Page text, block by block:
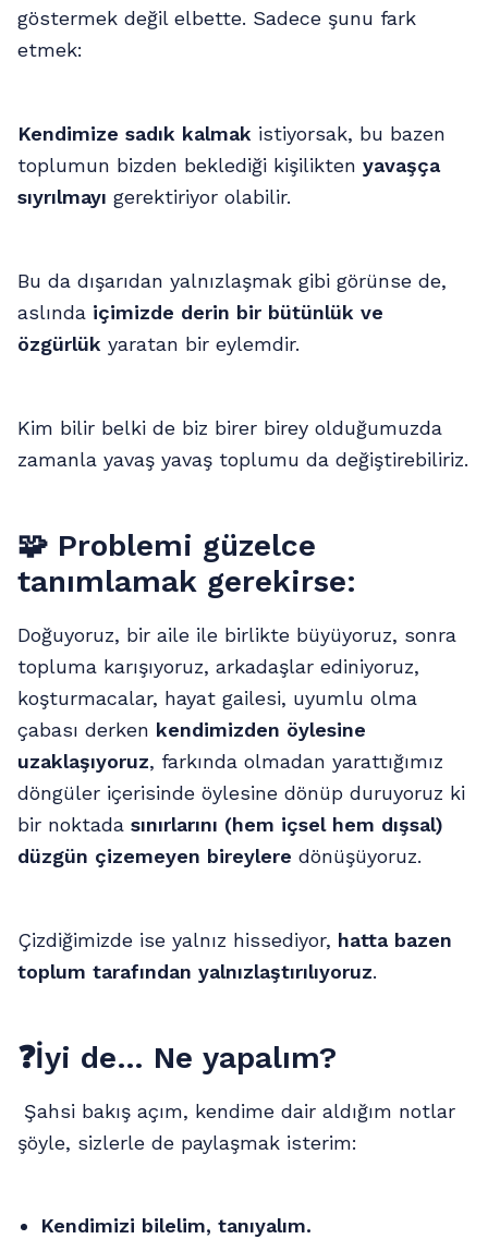
göstermek değil elbette. Sadece şunu fark
etmek:
Kendimize sadık kalmak istiyorsak, bu bazen
toplumun bizden beklediği kişilikten yavaşça
sıyrılmayı gerektiriyor olabilir.
Bu da dışarıdan yalnızlaşmak gibi görünse de,
aslında içimizde derin bir bütünlük ve
özgürlük yaratan bir eylemdir.
Kim bilir belki de biz birer birey olduğumuzda
zamanla yavaş yavaş toplumu da değiştirebiliriz.
🧩 Problemi güzelce
tanımlamak gerekirse:
Doğuyoruz, bir aile ile birlikte büyüyoruz, sonra
topluma karışıyoruz, arkadaşlar ediniyoruz,
koşturmacalar, hayat gailesi, uyumlu olma
çabası derken kendimizden öylesine
uzaklaşıyoruz, farkında olmadan yarattığımız
döngüler içerisinde öylesine dönüp duruyoruz ki
bir noktada sınırlarını (hem içsel hem dışsal)
düzgün çizemeyen bireylere dönüşüyoruz.
Çizdiğimizde ise yalnız hissediyor, hatta bazen
toplum tarafından yalnızlaştırılıyoruz.
❓İyi de… Ne yapalım?
Şahsi bakış açım, kendime dair aldığım notlar
şöyle, sizlerle de paylaşmak isterim:
Kendimizi bilelim, tanıyalım.